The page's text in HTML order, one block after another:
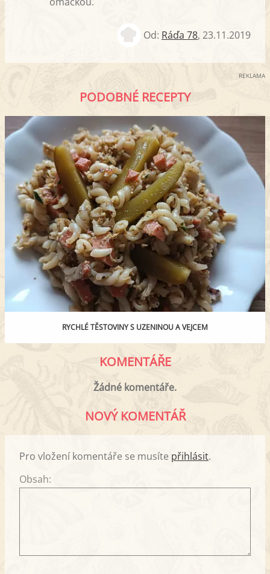
Od: Ráďa 78, 23.11.2019
REKLAMA
PODOBNÉ RECEPTY
RYCHLÉ TĚSTOVINY S UZENINOU A VEJCEM
KOMENTÁŘE
Žádné komentáře.
NOVÝ KOMENTÁŘ
Pro vložení komentáře se musíte přihlásit.
Obsah: